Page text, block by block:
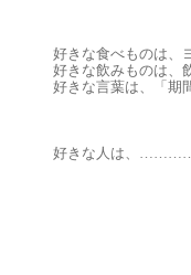
好きな食べものは、
好きな飲みものは、
好きな言葉は、「期
好きな人は、